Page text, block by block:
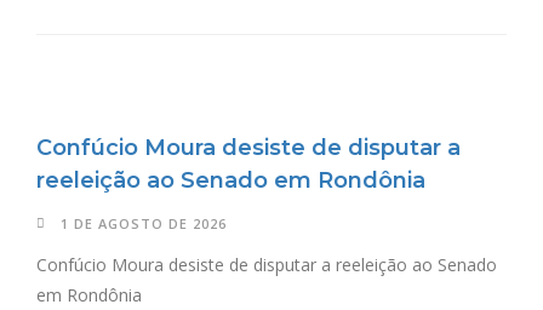
Confúcio Moura desiste de disputar a
reeleição ao Senado em Rondônia
1 DE AGOSTO DE 2026
Confúcio Moura desiste de disputar a reeleição ao Senado
em Rondônia